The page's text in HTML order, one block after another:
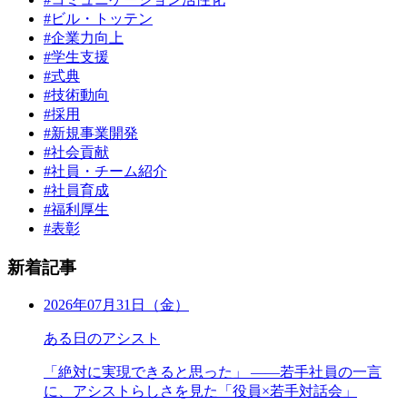
#ビル・トッテン
#企業力向上
#学生支援
#式典
#技術動向
#採用
#新規事業開発
#社会貢献
#社員・チーム紹介
#社員育成
#福利厚生
#表彰
新着記事
2026年07月31日（金）
ある日のアシスト
「絶対に実現できると思った」 ――若手社員の一言
に、アシストらしさを見た「役員×若手対話会」